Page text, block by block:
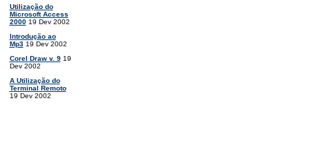
Utilização do
Microsoft Access
200019 Dev 2002
Introdução ao
Mp319 Dev 2002
Corel Draw v. 919
Dev 2002
A Utilização do
Terminal Remoto
19 Dev 2002